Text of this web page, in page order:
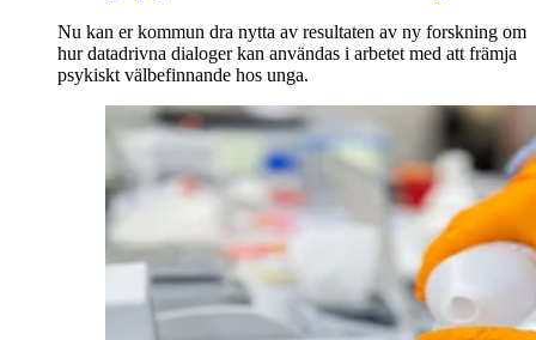
Nu kan er kommun dra nytta av resultaten av ny forskning om
hur datadrivna dialoger kan användas i arbetet med att främja
psykiskt välbefinnande hos unga.